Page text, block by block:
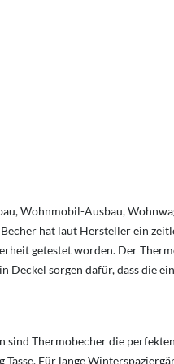
Wohnmobil-Ausbau,
hat laut Hersteller ein
getestet worden. Der
sorgen dafür, dass die
Thermobecher die
Für lange